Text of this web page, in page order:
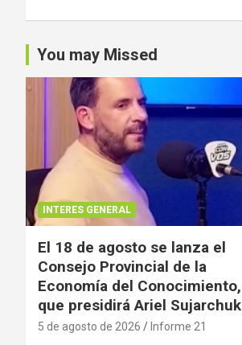
You may Missed
INTERES GENERAL
El 18 de agosto se lanza el
Consejo Provincial de la
Economía del Conocimiento,
que presidirá Ariel Sujarchuk
5 de agosto de 2026 Informe 21